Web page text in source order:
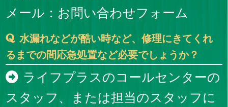
メール： お問い合わせフォーム
水漏れなどが酷い時など、修理にきてくれ
るまでの間応急処置など必要でしょうか？
ライフプラスのコールセンターの
スタッフ、または担当のスタッフに